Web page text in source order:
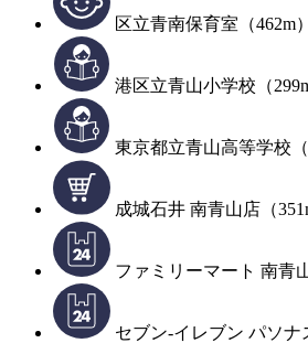
区立青南保育室（462m）
港区立青山小学校（
東京都立青山高等学校（
成城石井 南青山店（
ファミリーマート 南青
セブン-イレブン パソナ